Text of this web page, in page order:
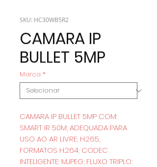
SKU: HC30WB5R2
CAMARA IP
BULLET 5MP
Marca *
CAMARA IP BULLET 5MP COM:
SMART IR 50M; ADEQUADA PARA
USO AO AR LIVRE; H.265,
FORMATOS H.264; CODEC
INTELIGENTE; MJPEG; FLUXO TRIPLO;